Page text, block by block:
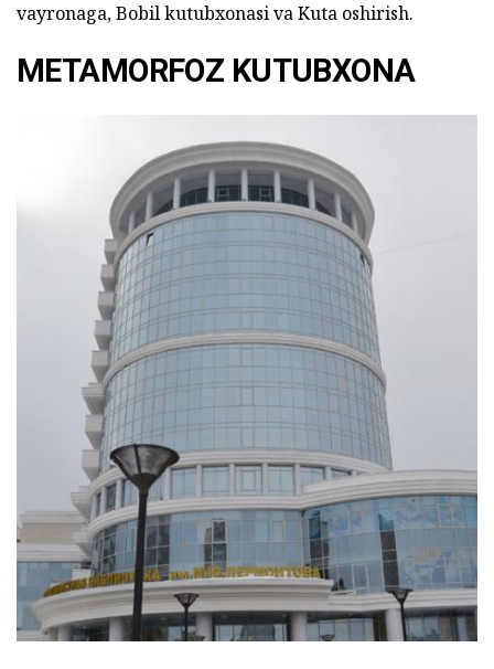
vayronaga, Bobil kutubxonasi va Kuta oshirish.
METAMORFOZ KUTUBXONA